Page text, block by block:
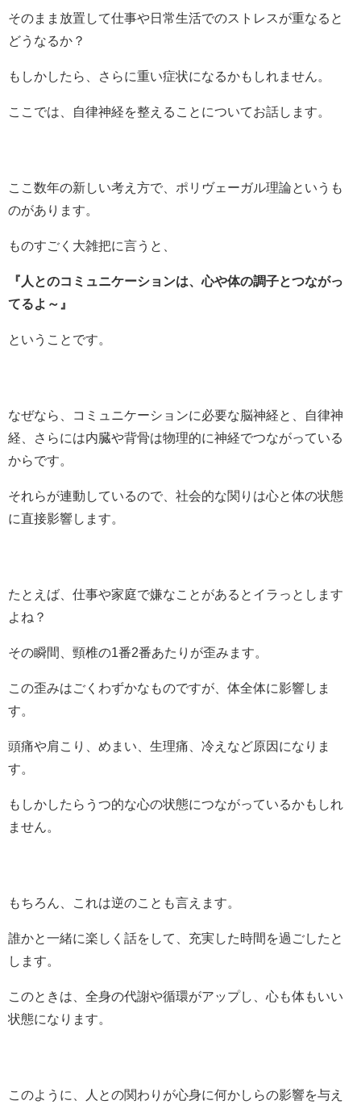
そのまま放置して仕事や日常生活でのストレスが重なると
どうなるか？
もしかしたら、さらに重い症状になるかもしれません。
ここでは、自律神経を整えることについてお話します。
ここ数年の新しい考え方で、ポリヴェーガル理論というも
のがあります。
ものすごく大雑把に言うと、
『人とのコミュニケーションは、心や体の調子とつながっ
てるよ～』
ということです。
なぜなら、コミュニケーションに必要な脳神経と、自律神
経、さらには内臓や背骨は物理的に神経でつながっている
からです。
それらが連動しているので、社会的な関りは心と体の状態
に直接影響します。
たとえば、仕事や家庭で嫌なことがあるとイラっとします
よね？
その瞬間、頸椎の1番2番あたりが歪みます。
この歪みはごくわずかなものですが、体全体に影響しま
す。
頭痛や肩こり、めまい、生理痛、冷えなど原因になりま
す。
もしかしたらうつ的な心の状態につながっているかもしれ
ません。
もちろん、これは逆のことも言えます。
誰かと一緒に楽しく話をして、充実した時間を過ごしたと
します。
このときは、全身の代謝や循環がアップし、心も体もいい
状態になります。
このように、人との関わりが心身に何かしらの影響を与え